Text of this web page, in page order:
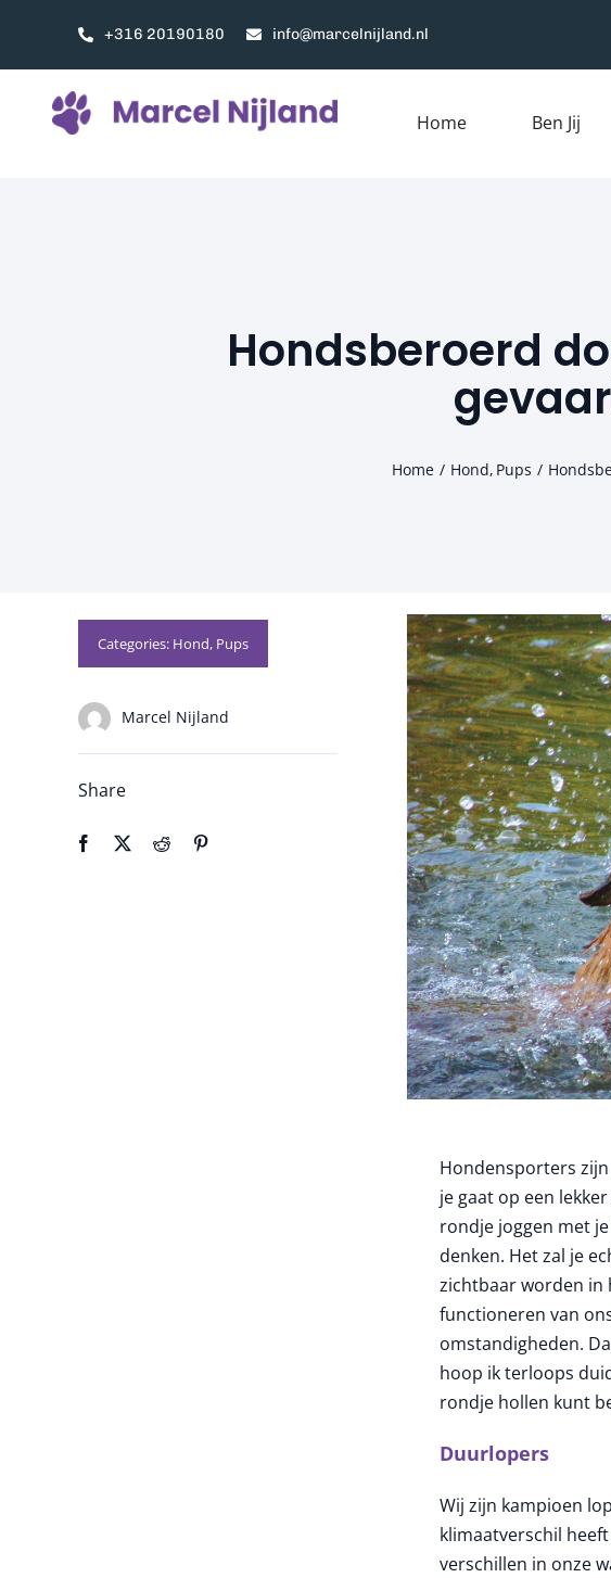
inhoud
+316 20190180 info@marcelnijland.nl
Home Ben Jij
Hondsberoerd
Home Hond Pups
Categories: Hond, Pups
Marcel Nijland
Share
Hondensporters
je gaat op een
rondje joggen met
denken. Het zal je
zichtbaar worden in
functioneren van
omstandigheden.
hoop ik terloops
rondje hollen kunt
Duurlopers
Wij zijn kampioen
klimaatverschil
verschillen in onze